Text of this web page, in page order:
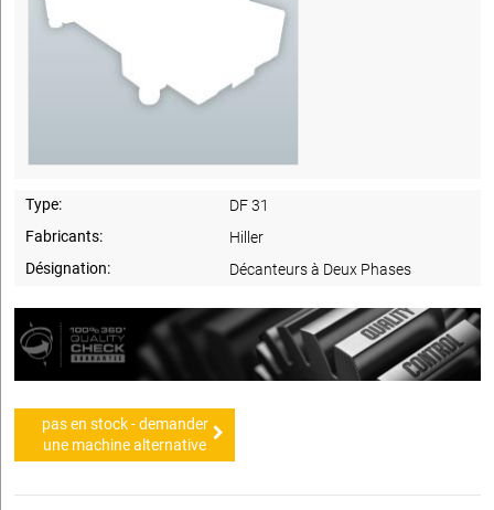
Type:
DF 31
Fabricants:
Hiller
Désignation:
Décanteurs à Deux Phases
pas en stock - demander
une machine alternative